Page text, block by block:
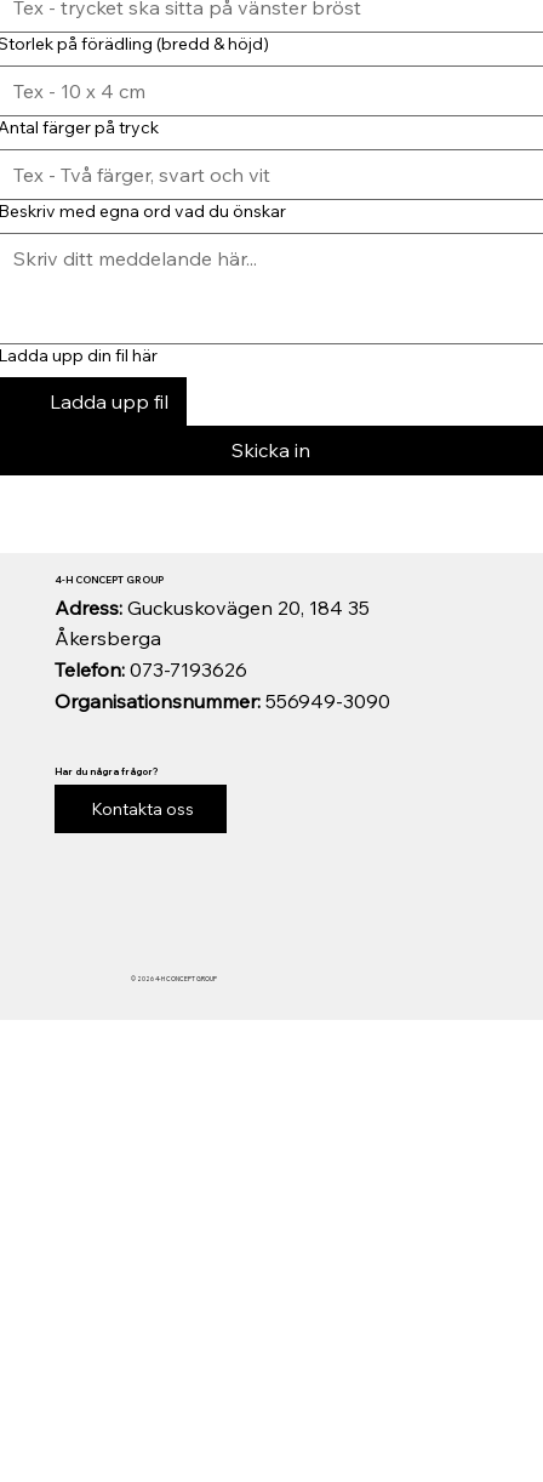
på förädling (bredd & höjd)
färger på tryck
med egna ord vad du önskar
upp din fil här
Ladda upp fil
Skicka in
© 2026 4-H CONCEPT GROUP
Organisationsnummer:556949-3090
Telefon:073-7193626
Adress: Guckuskovägen 20, 184 35
Åkersberga
4-H CONCEPT GROUP
Har du några frågor?
Kontakta oss